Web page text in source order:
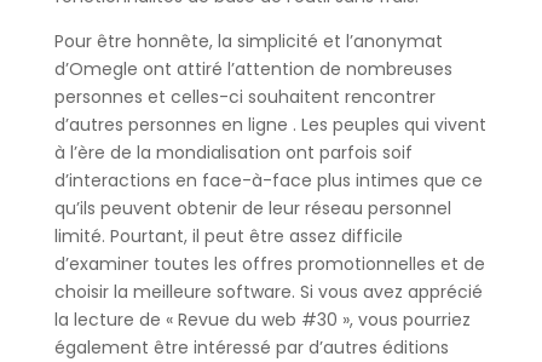
Pour être honnête, la simplicité et l’anonymat
d’Omegle ont attiré l’attention de nombreuses
personnes et celles-ci souhaitent rencontrer
d’autres personnes en ligne . Les peuples qui vivent
à l’ère de la mondialisation ont parfois soif
d’interactions en face-à-face plus intimes que ce
qu’ils peuvent obtenir de leur réseau personnel
limité. Pourtant, il peut être assez difficile
d’examiner toutes les offres promotionnelles et de
choisir la meilleure software. Si vous avez apprécié
la lecture de « Revue du web #30 », vous pourriez
également être intéressé par d’autres éditions